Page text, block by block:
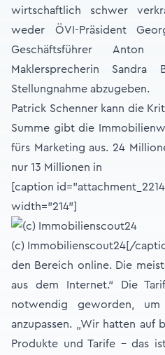
wirtschaftlich schwer
weder ÖVI-Präsident
Geschäftsführer
Maklersprecherin Sandra
Stellungnahme abzugeben.
Patrick Schenner kann die
Summe gibt die
fürs Marketing aus. 24
nur 13 Millionen in
[caption
width="214"]
(c) Immobilienscout24[/
den Bereich online. Die
aus dem Internet.“ Die
notwendig geworden,
anzupassen. „Wir hatten auf
Produkte und Tarife – das